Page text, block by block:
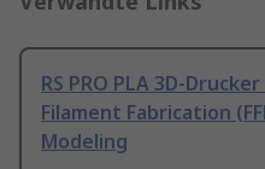
RS PRO PLA 3D-
Filament Fabrication
Modeling